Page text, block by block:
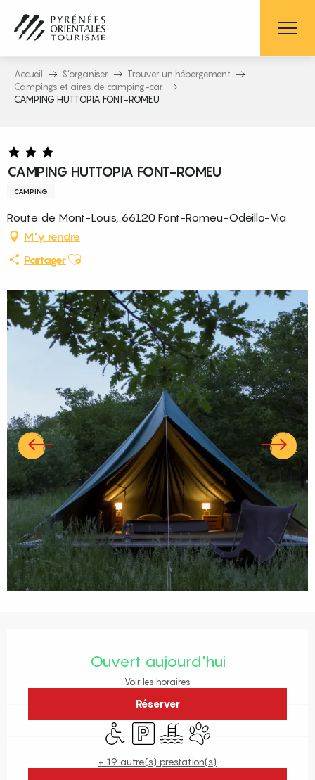
contenu
principal
Accueil S’organiser
Trouver un hébergement
Campings et aires de camping-car
CAMPING HUTTOPIA FONT-ROMEU
CAMPING HUTTOPIA FONT-ROMEU
CAMPING
Route de Mont-Louis, 66120 Font-Romeu-Odeillo-Via
M'y rendre
PartagerAjouter aux favoris
Ouvert aujourd'hui
Voir les horaires
Réserver
Accès handicapés
Parking PiscineAnimaux acceptés
+ 19 autre(s) prestation(s)